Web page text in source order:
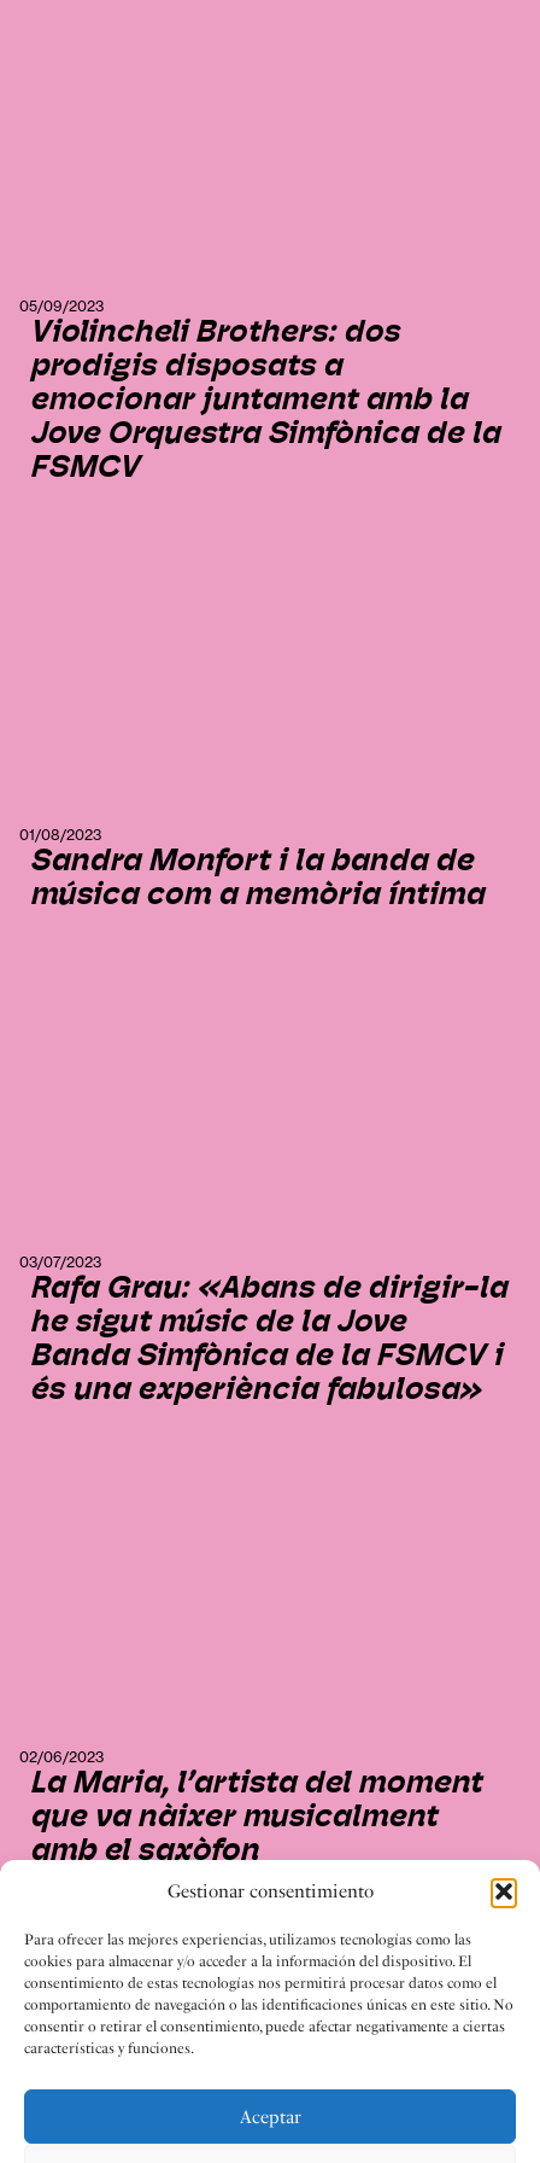
Gestionar consentimiento
Para ofrecer las mejores experiencias, utilizamos tecnologías como las
cookies para almacenar y/o acceder a la información del dispositivo. El
consentimiento de estas tecnologías nos permitirá procesar datos como el
comportamiento de navegación o las identificaciones únicas en este sitio. No
consentir o retirar el consentimiento, puede afectar negativamente a ciertas
características y funciones.
Aceptar
05/09/2023
Violincheli Brothers: dos
prodigis disposats a
emocionar juntament amb la
Jove Orquestra Simfònica de la
FSMCV
01/08/2023
Sandra Monfort i la banda de
música com a memòria íntima
03/07/2023
Rafa Grau: «Abans de dirigir-la
he sigut músic de la Jove
Banda Simfònica de la FSMCV i
és una experiència fabulosa»
02/06/2023
La Maria, l’artista del moment
que va nàixer musicalment
amb el saxòfon